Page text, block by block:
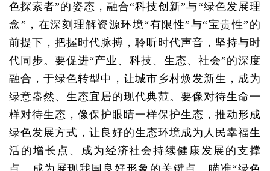
色探索者”的姿态，融合“科技创新”与“绿色发展理
念”，在深刻理解资源环境“有限性”与“宝贵性”的
前提下，把握时代脉搏，聆听时代声音，坚持与时
代同步。要促进“产业、科技、生态、社会”的深度
融合，于绿色转型中，让城市乡村焕发新生，成为
绿意盎然、生态宜居的现代典范。要像对待生命一
样对待生态，像保护眼睛一样保护生态，推动形成
绿色发展方式，让良好的生态环境成为人民幸福生
活的增长点、成为经济社会持续健康发展的支撑
点、成为展现我国良好形象的关键点。瞄准“绿色